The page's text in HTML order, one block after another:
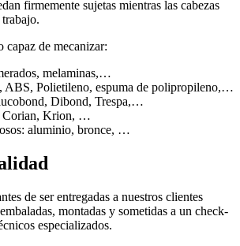
firmemente sujetas mientras las cabezas
capaz de mecanizar:
melaminas,…
ABS, Polietileno, espuma de polipropileno,…
Dibond, Trespa,…
Corian, Krion, …
aluminio, bronce, …
de ser entregadas a nuestros clientes
montadas y sometidas a un check-
especializados.